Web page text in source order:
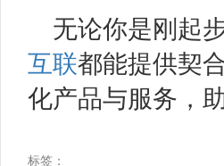
无论你是刚起
互联都能提供契
化产品与服务，
标签：